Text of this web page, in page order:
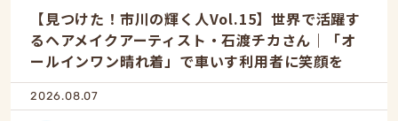
【見つけた！市川の輝く人Vol.15】世界で活躍す
るヘアメイクアーティスト・石渡チカさん｜「オ
ールインワン晴れ着」で車いす利用者に笑顔を
2026.08.07